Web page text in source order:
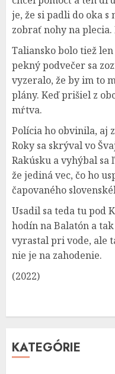
je, že si padli do oka
zobrať nohy na
Taliansko bolo tiež
pekný podvečer sa
vyzeralo, že by im to
plány. Keď prišiel z
mŕtva.
Polícia ho obvinila, aj
Roky sa skrýval vo
Rakúsku a vyhýbal sa
že jediná vec, čo ho
čapovaného
Usadil sa teda tu pod
hodín na Balatón a
vyrastal pri vode, ale
nie je na zahodenie.
(2022)
KATEGÓRIE